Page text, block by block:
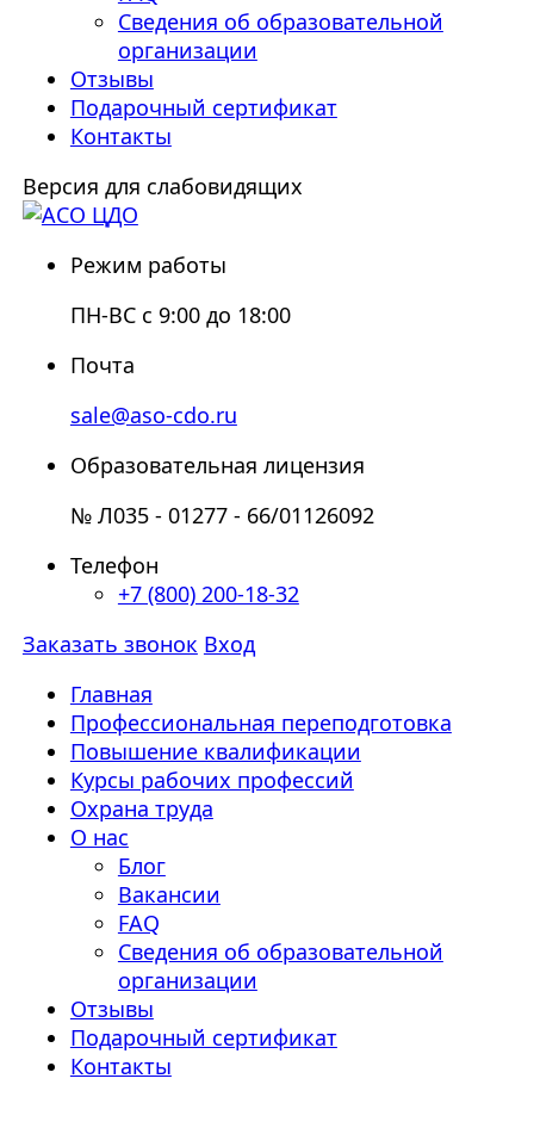
Сведения об образовательной
организации
Отзывы
Подарочный сертификат
Контакты
Версия для слабовидящих
Режим работы
ПН-ВС с 9:00 до 18:00
Почта
sale@aso-cdo.ru
Образовательная лицензия
№ Л035 - 01277 - 66/01126092
Телефон
+7 (800) 200-18-32
Заказать звонок Вход
Главная
Профессиональная переподготовка
Повышение квалификации
Курсы рабочих профессий
Охрана труда
О нас
Блог
Вакансии
FAQ
Сведения об образовательной
организации
Отзывы
Подарочный сертификат
Контакты